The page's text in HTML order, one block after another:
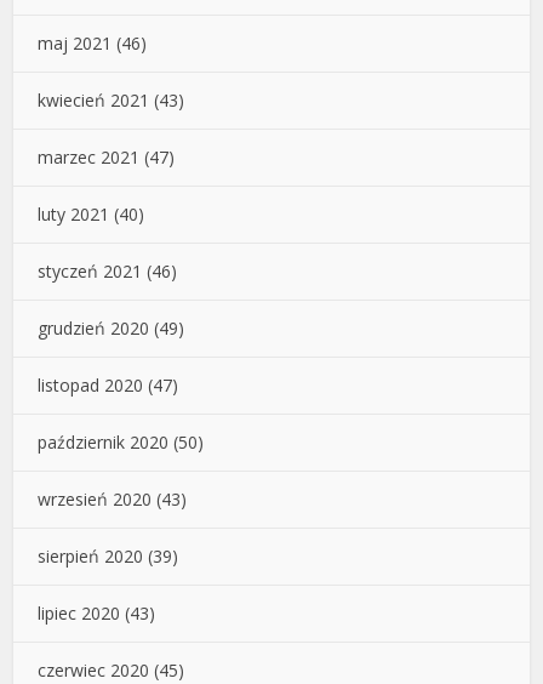
maj 2021 (46)
kwiecień 2021 (43)
marzec 2021 (47)
luty 2021 (40)
styczeń 2021 (46)
grudzień 2020 (49)
listopad 2020 (47)
październik 2020 (50)
wrzesień 2020 (43)
sierpień 2020 (39)
lipiec 2020 (43)
czerwiec 2020 (45)